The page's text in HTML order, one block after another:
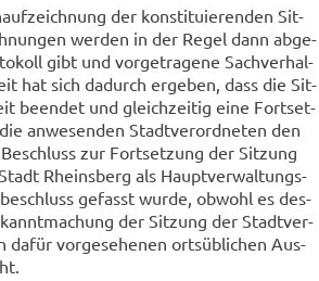
der kon­sti­tu­ie­ren­den Sit­
wer­den in der Regel dann ab­ge­
gibt und vor­ge­tra­ge­ne Sach­ver­hal­
hat sich da­durch er­ge­ben, dass die Sit­
be­en­det und gleich­zei­tig eine Fort­set­
an­we­sen­den Stadt­ver­ord­ne­ten den
zur Fort­set­zung der Sit­zung
Rheins­berg als Haupt­ver­wal­tungs­
ge­fasst wurde, ob­wohl es des­
der Sit­zung der Stadt­ver­
dafür vor­ge­se­he­nen orts­üb­li­chen Aus­